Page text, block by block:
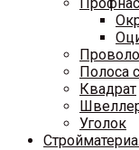
Полоса
Квадрат
Уголок